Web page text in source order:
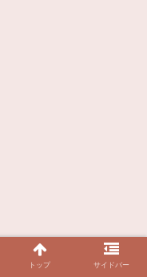
トップ サイドバー